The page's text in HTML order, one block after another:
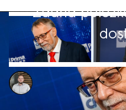
Žádná
Ladislav Šustr
8. dub 2024, 09:09